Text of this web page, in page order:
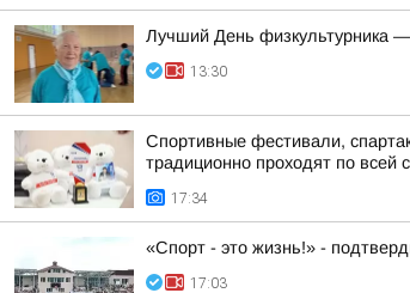
Лучший День физкультурника
13:30
Спортивные фестивали,
традиционно проходят по всей
17:34
«Спорт - это жизнь!» -
17:03